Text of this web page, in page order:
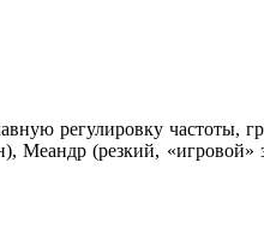
регулировку частоты,
(резкий,